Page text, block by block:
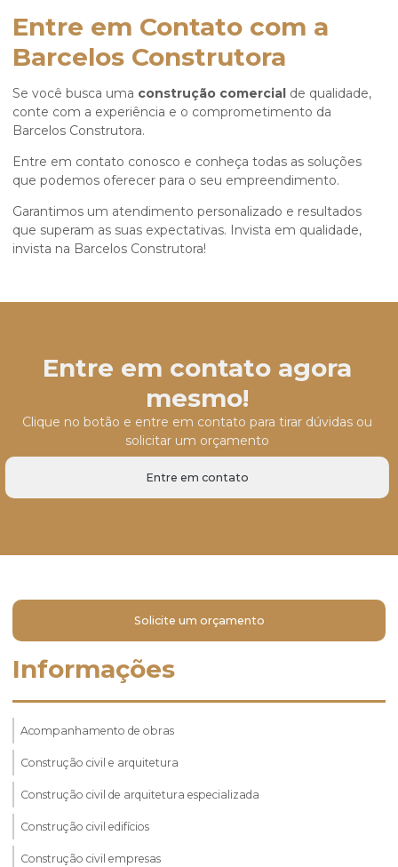
Entre em Contato com a
Barcelos Construtora
Se você busca uma construção comercial de qualidade,
conte com a experiência e o comprometimento da
Barcelos Construtora.
Entre em contato conosco e conheça todas as soluções
que podemos oferecer para o seu empreendimento.
Garantimos um atendimento personalizado e resultados
que superam as suas expectativas. Invista em qualidade,
invista na Barcelos Construtora!
Entre em contato agora
mesmo!
Clique no botão e entre em contato para tirar dúvidas ou
solicitar um orçamento
Entre em contato
Solicite um orçamento
Informações
Acompanhamento de obras
Construção civil e arquitetura
Construção civil de arquitetura especializada
Construção civil edifícios
Construção civil empresas